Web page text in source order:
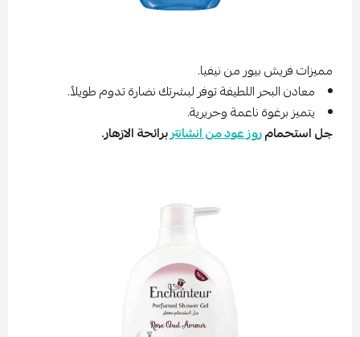
مميزات فريش بيور من نيفيا.
معادن البحر اللطيفة توفر لبشرتك نضارة تدوم طويلاً.
يتميز برغوة ناعمة وحريرية.
جل استحمامروز عود من انشانتربرائحة الازهار.